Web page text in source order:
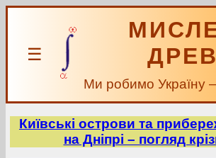
☰
Ми робимо Україну
Київські острови та
на Дніпрі – погляд